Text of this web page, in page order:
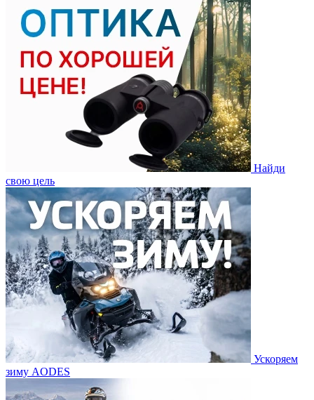
Найди
свою цель
Ускоряем
зиму AODES